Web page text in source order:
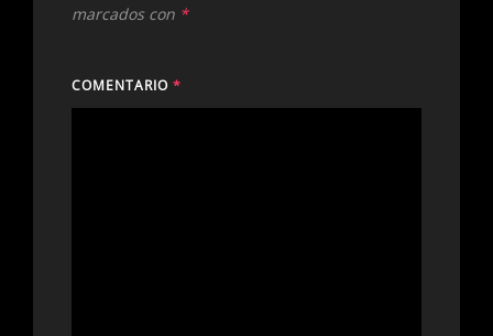
marcados con *
COMENTARIO *